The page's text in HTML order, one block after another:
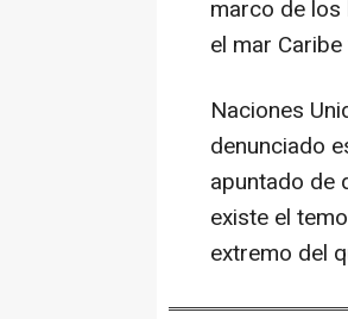
marco de
el mar
Naciones
denunciado
apuntado de
existe el
extremo del